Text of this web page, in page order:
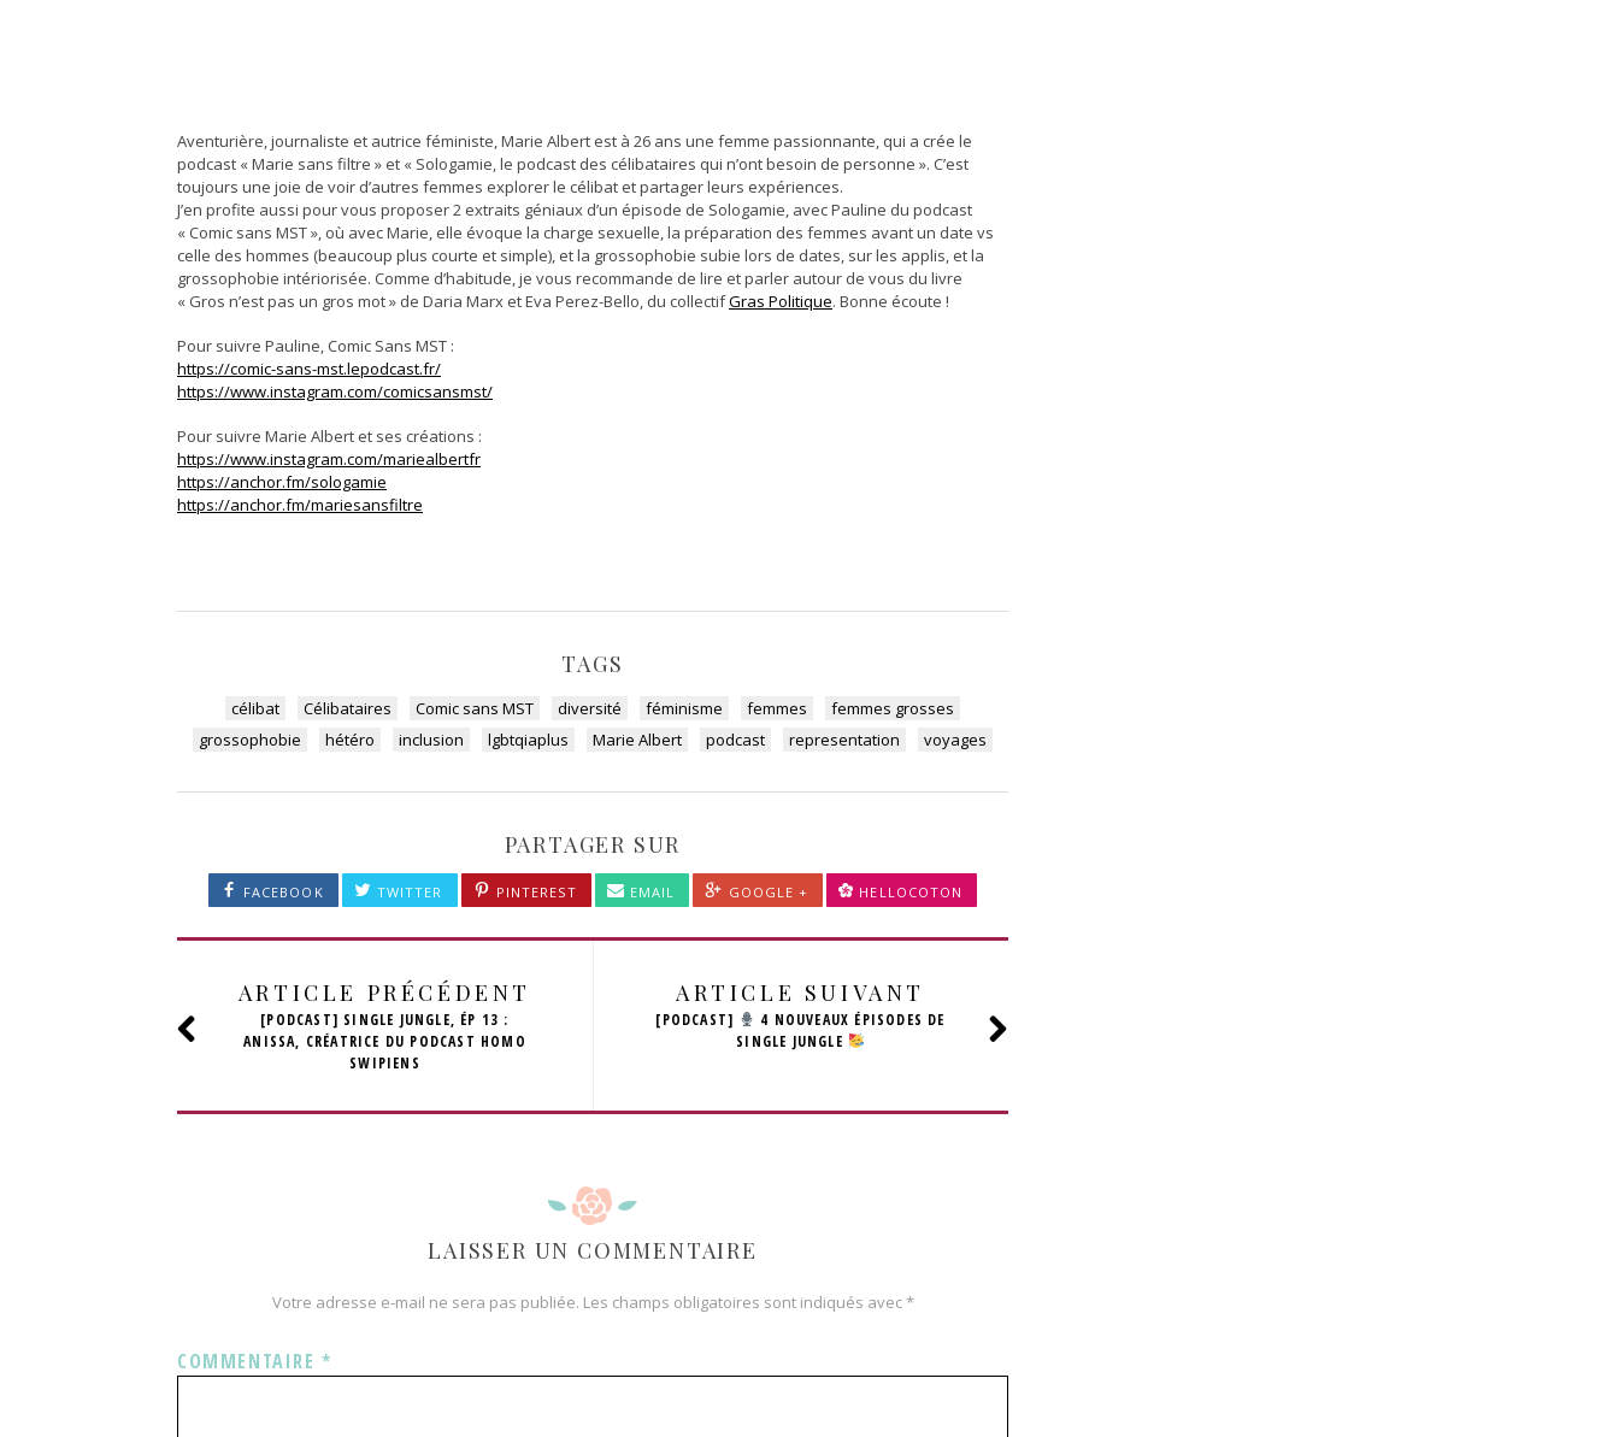
Aventurière, journaliste et autrice féministe, Marie Albert est à 26 ans une femme passionnante, qui a crée le
podcast « Marie sans filtre » et « Sologamie, le podcast des célibataires qui n’ont besoin de personne ». C’est
toujours une joie de voir d’autres femmes explorer le célibat et partager leurs expériences.
J’en profite aussi pour vous proposer 2 extraits géniaux d’un épisode de Sologamie, avec Pauline du podcast
« Comic sans MST », où avec Marie, elle évoque la charge sexuelle, la préparation des femmes avant un date vs
celle des hommes (beaucoup plus courte et simple), et la grossophobie subie lors de dates, sur les applis, et la
grossophobie intériorisée. Comme d’habitude, je vous recommande de lire et parler autour de vous du livre
« Gros n’est pas un gros mot » de Daria Marx et Eva Perez-Bello, du collectifGras Politique. Bonne écoute !
Pour suivre Pauline, Comic Sans MST :
https://comic-sans-mst.lepodcast.fr/
https://www.instagram.com/comicsansmst/
Pour suivre Marie Albert et ses créations :
https://www.instagram.com/mariealbertfr
https://anchor.fm/sologamie
https://anchor.fm/mariesansfiltre
TAGS
célibat Célibataires Comic sans MST diversité féminisme femmes
femmes grosses
grossophobie
hétéro inclusion lgbtqiaplus Marie Albert podcast representation voyages
PARTAGER SUR
FACEBOOK TWITTER PINTEREST EMAIL GOOGLE + HELLOCOTON
ARTICLE PRÉCÉDENT
[PODCAST] SINGLE JUNGLE, ÉP 13 :
ANISSA, CRÉATRICE DU PODCAST HOMO
SWIPIENS
ARTICLE SUIVANT
[PODCAST]
4 NOUVEAUX ÉPISODES DE
SINGLE JUNGLE
LAISSER UN COMMENTAIRE
Votre adresse e-mail ne sera pas publiée. Les champs obligatoires sont indiqués avec*
COMMENTAIRE*